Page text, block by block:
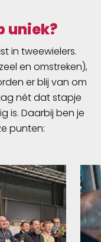
uniek?
in tweewielers.
en omstreken),
er blij van om
nét dat stapje
is. Daarbij ben je
punten: